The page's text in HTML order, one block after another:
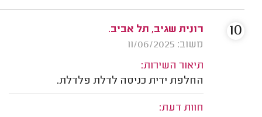
רונית שגיב, תל אביב.
משוב: 11/06/2025
תיאור השירות:
החלפת ידית כניסה לדלת פלדלת.
חוות דעת:
10